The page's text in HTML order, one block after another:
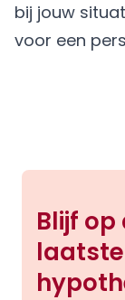
bij jouw
voor een
Blijf